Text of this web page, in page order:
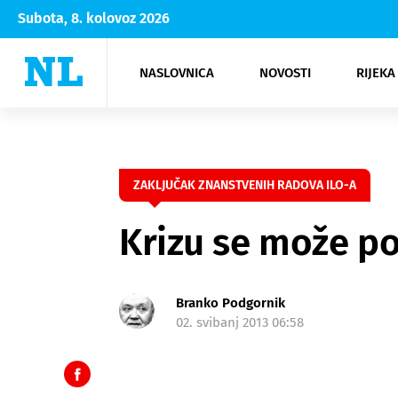
Subota, 8. kolovoz 2026
NASLOVNICA NOVOSTI
Rijeka Opatija
NK
Moda
Kultura
ZAKLJUČAK ZNANSTVENIH RADOVA ILO-A
Krizu se može
Branko Podgornik
02. svibanj 2013 06:58